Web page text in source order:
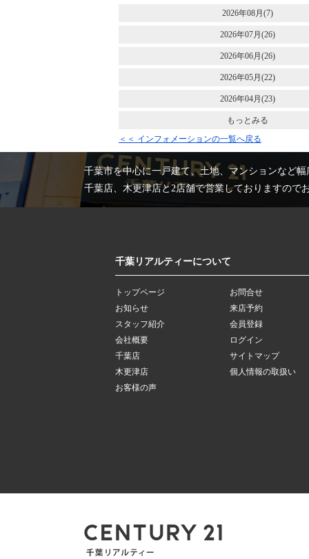
2026年08月(7)
2026年07月(26)
2026年06月(26)
2026年05月(22)
2026年04月(23)
もっとみる
＜＜ インフォメーションの一覧へ戻る
千葉市を中心に一戸建て、土地、マンションなど
千葉店、木更津店と2店舗で営業しておりますので
千葉リアルティーについて
トップページ
お知らせ
スタッフ紹介
会社概要
千葉店
木更津店
お客様の声
お問合せ
来店予約
会員登録
ログイン
サイトマップ
個人情報の取扱い